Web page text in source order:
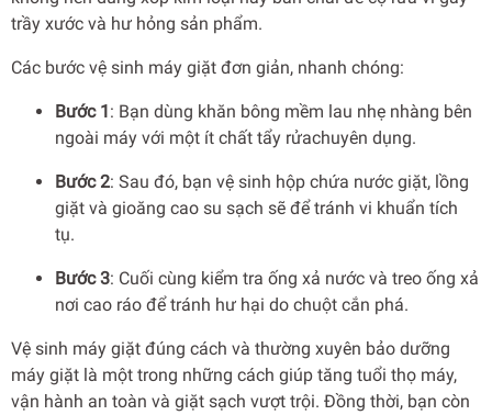
trầy xước và hư hỏng sản phẩm.
Các bước vệ sinh máy giặt đơn giản, nhanh chóng:
Bước 1 : Bạn dùng khăn bông mềm lau nhẹ nhàng bên
ngoài máy với một ít chất tẩy rửachuyên dụng.
Bước 2: Sau đó, bạn vệ sinh hộp chứa nước giặt, lồng
giặt và gioăng cao su sạch sẽ để tránh vi khuẩn tích
tụ.
Bước 3: Cuối cùng kiểm tra ống xả nước và treo ống xả
nơi cao ráo để tránh hư hại do chuột cắn phá.
Vệ sinh máy giặt đúng cách và thường xuyên bảo dưỡng
máy giặt là một trong những cách giúp tăng tuổi thọ máy,
vận hành an toàn và giặt sạch vượt trội. Đồng thời, bạn còn